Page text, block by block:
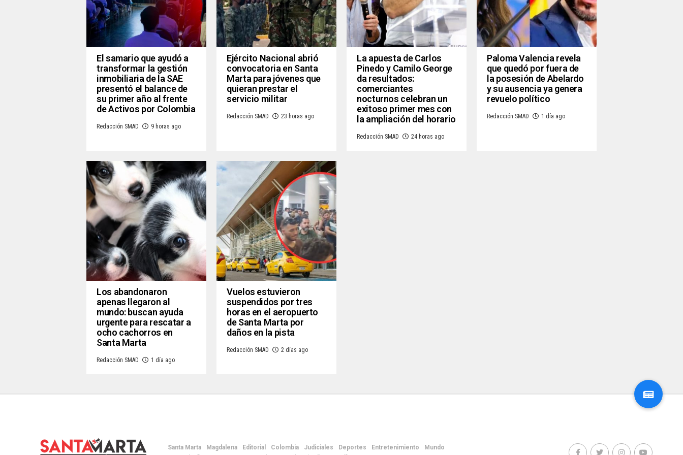
El samario que ayudó a
transformar la gestión
inmobiliaria de la SAE
presentó el balance de
su primer año al frente
de Activos por Colombia
Redacción SMAD 9 horas ago
Ejército Nacional abrió
convocatoria en Santa
Marta para jóvenes que
quieran prestar el
servicio militar
Redacción SMAD 23 horas ago
La apuesta de Carlos
Pinedo y Camilo George
da resultados:
comerciantes
nocturnos celebran un
exitoso primer mes con
la ampliación del horario
Redacción SMAD 24 horas ago
Paloma Valencia revela
que quedó por fuera de
la posesión de Abelardo
y su ausencia ya genera
revuelo político
Redacción SMAD 1 día ago
Los abandonaron
apenas llegaron al
mundo: buscan ayuda
urgente para rescatar a
ocho cachorros en
Santa Marta
Redacción SMAD 1 día ago
Vuelos estuvieron
suspendidos por tres
horas en el aeropuerto
de Santa Marta por
daños en la pista
Redacción SMAD 2 días ago
Santa Marta Magdalena Editorial Colombia Judiciales Deportes Entretenimiento
Mundo